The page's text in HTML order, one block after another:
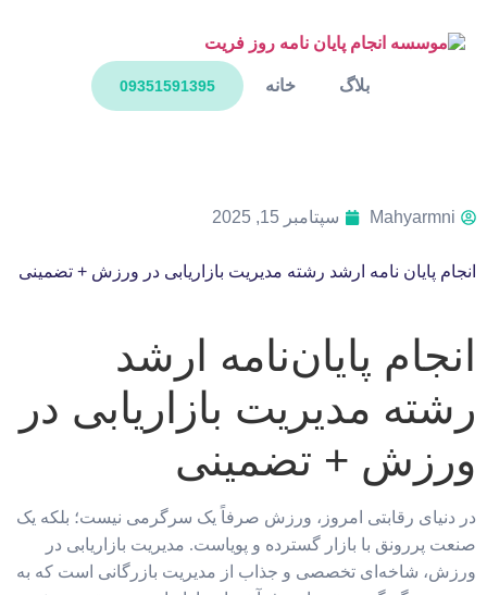
خانه بلاگ 09351591395
Mahyarmni سپتامبر 15, 2025
انجام پایان نامه ارشد رشته مدیریت بازاریابی در ورزش + تضمینی
انجام پایان‌نامه ارشد
رشته مدیریت بازاریابی در
ورزش + تضمینی
در دنیای رقابتی امروز، ورزش صرفاً یک سرگرمی نیست؛ بلکه یک
صنعت پررونق با بازار گسترده و پویاست. مدیریت بازاریابی در
ورزش، شاخه‌ای تخصصی و جذاب از مدیریت بازرگانی است که به